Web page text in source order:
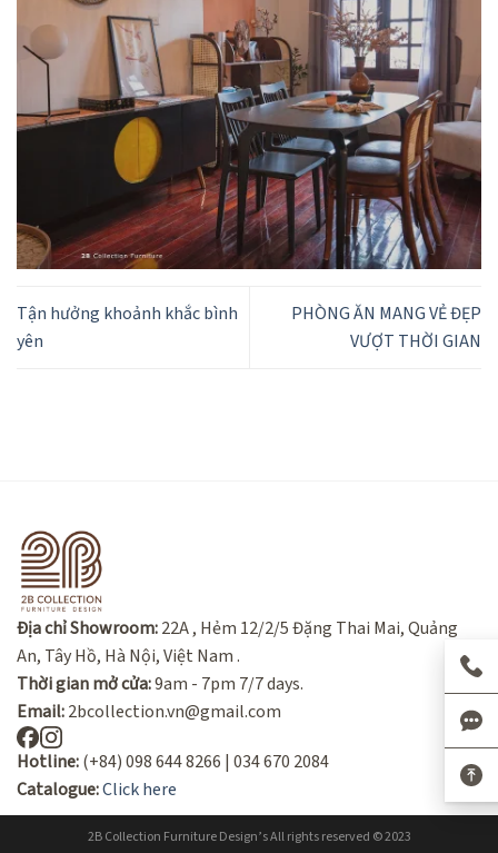
Tận hưởng khoảnh khắc bình
yên
PHÒNG ĂN MANG VẺ ĐẸP
VƯỢT THỜI GIAN
Địa chỉ Showroom:22A , Hẻm 12/2/5 Đặng Thai Mai, Quảng
An, Tây Hồ, Hà Nội, Việt Nam .
Thời gian mở cửa:9am - 7pm 7/7 days.
Email:2bcollection.vn@gmail.com
Hotline:(+84) 098 644 8266 | 034 670 2084
Catalogue:Click here
2B Collection Furniture Design’s All rights reserved © 2023